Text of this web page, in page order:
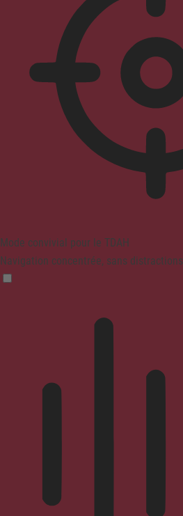
Mode convivial pour le TDAH
Navigation concentrée, sans distractions